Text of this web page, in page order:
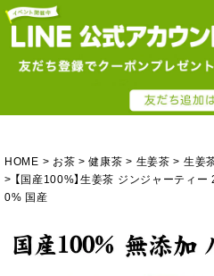
HOME お茶 健康茶 生姜茶
生姜
【国産100%】生姜茶 ジンジャーティ
0% 国産